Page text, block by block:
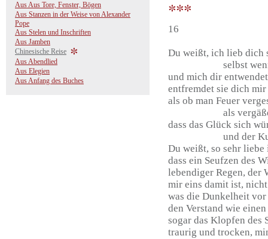
Aus Aus Tore, Fenster, Bögen
Aus Stanzen in der Weise von Alexander
Pope
Aus Stelen und Inschriften
Aus Jamben
Chinesische Reise
Aus Abendlied
Aus Elegien
Aus Anfang des Buches
16
Du weißt, ich lieb dich
selbst wenn
und mich dir
entfremdet sie dich
als ob man Feuer
als vergäße
dass das Glück sich
und der
Du weißt, so sehr
dass ein Seufzen des
lebendiger Regen, der
mir eins damit ist,
was die Dunkelheit
den Verstand wie
sogar das Klopfen des
traurig und trocken,